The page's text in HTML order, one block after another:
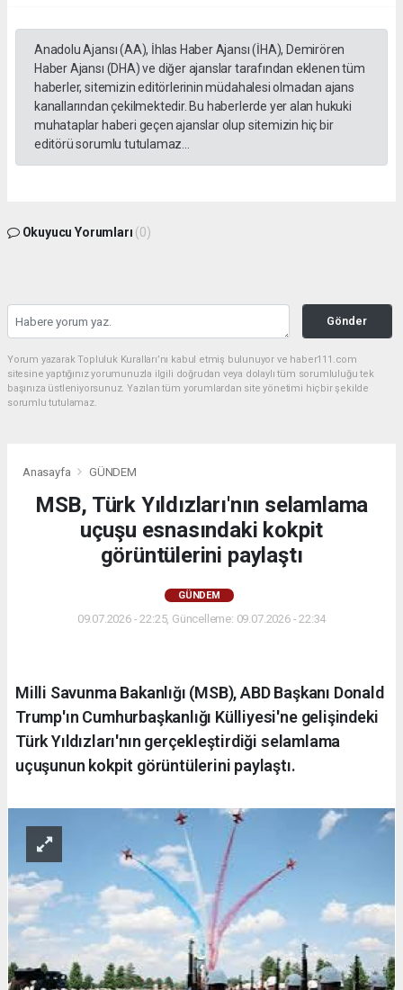
Anadolu Ajansı (AA), İhlas Haber Ajansı (İHA), Demirören
Haber Ajansı (DHA) ve diğer ajanslar tarafından eklenen tüm
haberler, sitemizin editörlerinin müdahalesi olmadan ajans
kanallarından çekilmektedir. Bu haberlerde yer alan hukuki
muhataplar haberi geçen ajanslar olup sitemizin hiç bir
editörü sorumlu tutulamaz...
Okuyucu Yorumları (0)
Gönder
Yorum yazarak Topluluk Kuralları’nı kabul etmiş bulunuyor ve haber111.com
sitesine yaptığınız yorumunuzla ilgili doğrudan veya dolaylı tüm sorumluluğu tek
başınıza üstleniyorsunuz. Yazılan tüm yorumlardan site yönetimi hiçbir şekilde
sorumlu tutulamaz.
Anasayfa GÜNDEM
MSB, Türk Yıldızları'nın selamlama
uçuşu esnasındaki kokpit
görüntülerini paylaştı
GÜNDEM
09.07.2026 - 22:25, Güncelleme: 09.07.2026 - 22:34
Milli Savunma Bakanlığı (MSB), ABD Başkanı Donald
Trump'ın Cumhurbaşkanlığı Külliyesi'ne gelişindeki
Türk Yıldızları'nın gerçekleştirdiği selamlama
uçuşunun kokpit görüntülerini paylaştı.